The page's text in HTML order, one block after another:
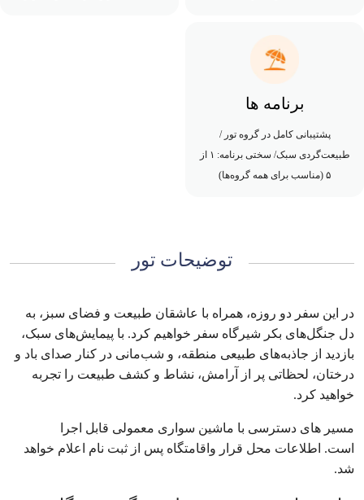
برنامه ها
پشتیبانی کامل در گروه تور /
طبیعت‌گردی سبک/ سختی برنامه: ۱ از
۵ (مناسب برای همه گروه‌ها)
توضیحات تور
در این سفر دو ‌روزه، همراه با عاشقان طبیعت و فضای سبز، به
دل جنگل‌های بکر شیرگاه سفر خواهیم کرد. با پیمایش‌های سبک،
بازدید از جاذبه‌های طبیعی منطقه، و شب‌مانی در کنار صدای باد و
درختان، لحظاتی پر از آرامش، نشاط و کشف طبیعت را تجربه
خواهید کرد.
مسیر های دسترسی با ماشین سواری معمولی قابل اجرا
است. اطلاعات محل قرار واقامتگاه پس از ثبت‌ نام اعلام خواهد
شد.